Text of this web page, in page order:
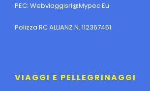
PEC: Webviaggisrl@mypec.eu
Polizza RC ALLIANZ N. 112367451
VIAGGI E PELLEGRINAGGI